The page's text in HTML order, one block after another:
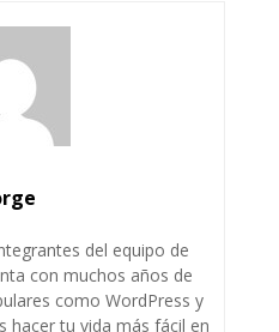
del equipo de
con muchos años de
como WordPress y
hacer tu vida más fácil en